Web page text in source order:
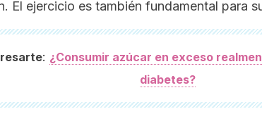
El ejercicio es también fundamental para
: ¿Consumir azúcar en exceso
diabetes?